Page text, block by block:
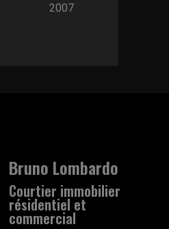
2007
Bruno Lombardo
Courtier immobilier
résidentiel et
commercial